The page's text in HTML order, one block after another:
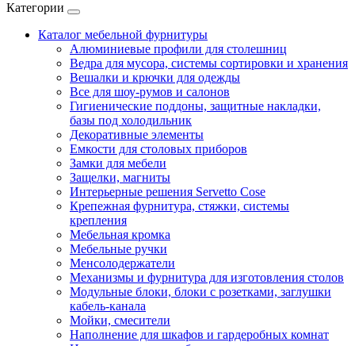
Категории
Каталог мебельной фурнитуры
Алюминиевые профили для столешниц
Ведра для мусора, системы сортировки и хранения
Вешалки и крючки для одежды
Все для шоу-румов и салонов
Гигиенические поддоны, защитные накладки,
базы под холодильник
Декоративные элементы
Емкости для столовых приборов
Замки для мебели
Защелки, магниты
Интерьерные решения Servetto Cose
Крепежная фурнитура, стяжки, системы
крепления
Мебельная кромка
Мебельные ручки
Менсолодержатели
Механизмы и фурнитура для изготовления столов
Модульные блоки, блоки с розетками, заглушки
кабель-канала
Мойки, смесители
Наполнение для шкафов и гардеробных комнат